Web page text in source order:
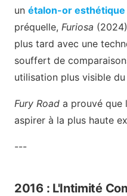
un étalon-or esthétique
préquelle, Furiosa
plus tard avec une
souffert de
utilisation plus visible du
Fury Road a prouvé que
aspirer à la plus haute
---
2016 : L'Intimité